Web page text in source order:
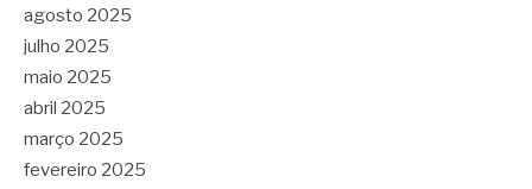
agosto 2025
julho 2025
maio 2025
abril 2025
março 2025
fevereiro 2025